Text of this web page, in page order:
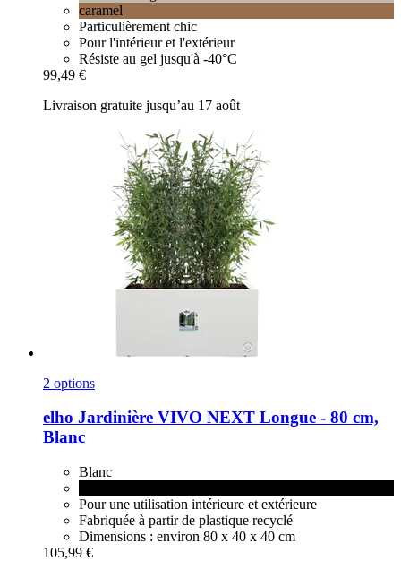
caramel
Particulièrement chic
Pour l'intérieur et l'extérieur
Résiste au gel jusqu'à -40°C
99,49 €
Livraison gratuite jusqu’au 17 août
2 options
elho Jardinière VIVO NEXT Longue -​ 80 cm,
Blanc
Blanc
Pour une utilisation intérieure et extérieure
Fabriquée à partir de plastique recyclé
Dimensions : environ 80 x 40 x 40 cm
105,99 €